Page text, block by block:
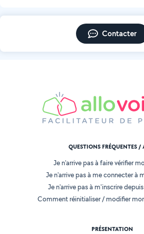
Contacter
QUESTIONS FRÉQUENTES /
Je n'arrive pas à faire vérifier
Je n'arrive pas à me connecter à
Je n'arrive pas à m'inscrire
Comment réinitialiser / modifier
PRÉSENTATION